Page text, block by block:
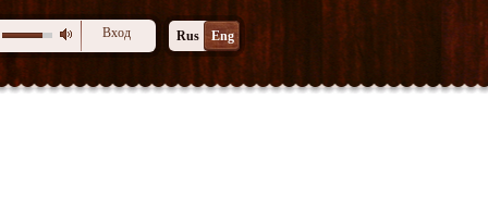
Вход Rus Eng